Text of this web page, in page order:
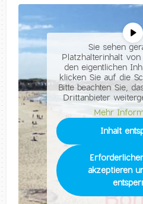
Sie sehen
Platzhalterinhalt von
den eigentlichen
klicken Sie auf die
Bitte beachten Sie,
Drittanbieter
Mehr
Inhalt
akzeptieren